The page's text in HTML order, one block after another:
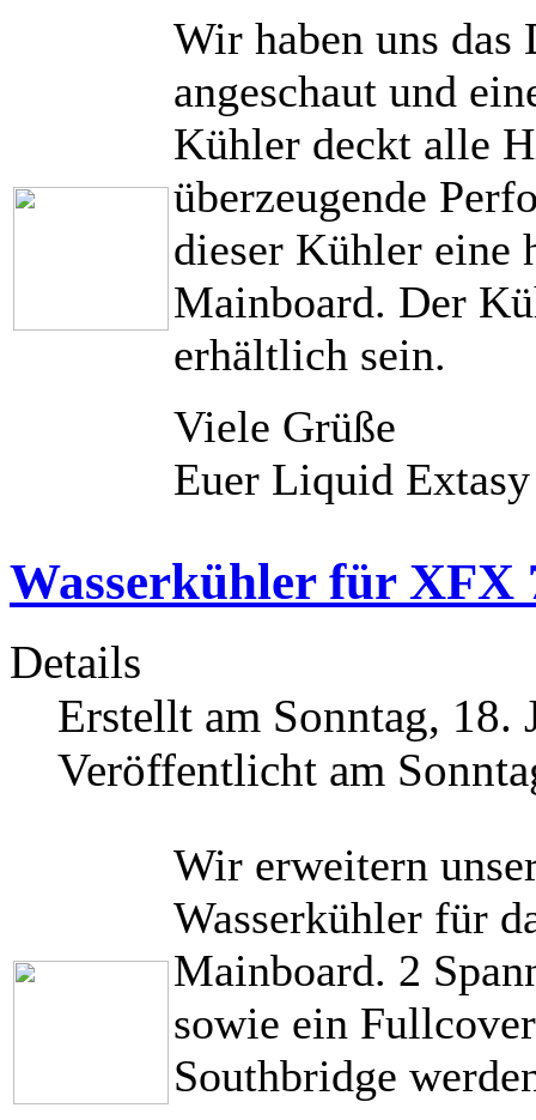
Wir haben uns
angeschaut und
Kühler deckt alle
überzeugende
dieser Kühler eine
Mainboard. Der
erhältlich sein.
Viele Grüße
Euer Liquid Extasy
Wasserkühler für XFX
Details
Erstellt am Sonntag, 18.
Veröffentlicht am
Wir erweitern
Wasserkühler für
Mainboard. 2
sowie ein
Southbridge